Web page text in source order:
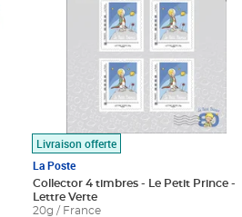
Livraison offerte
La Poste
Collector 4 timbres - Le Petit Prince -
Lettre Verte
20g / France